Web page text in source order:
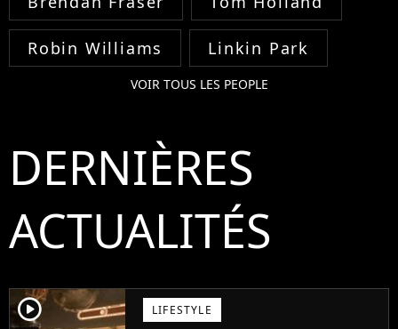
Robin Williams Linkin Park
VOIR TOUS LES PEOPLE
DERNIÈRES
ACTUALITÉS
player2 LIFESTYLE